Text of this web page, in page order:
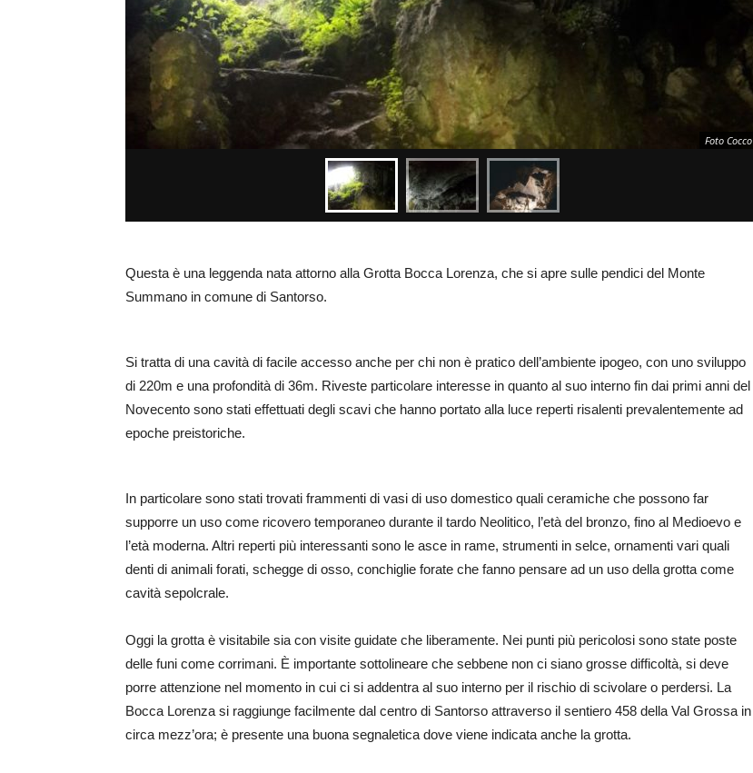
Foto Cocco
Questa è una leggenda nata attorno alla Grotta Bocca Lorenza, che si apre sulle pendici del Monte
Summano in comune di Santorso.
Si tratta di una cavità di facile accesso anche per chi non è pratico dell’ambiente ipogeo, con uno sviluppo
di 220m e una profondità di 36m. Riveste particolare interesse in quanto al suo interno fin dai primi anni del
Novecento sono stati effettuati degli scavi che hanno portato alla luce reperti risalenti prevalentemente ad
epoche preistoriche.
In particolare sono stati trovati frammenti di vasi di uso domestico quali ceramiche che possono far
supporre un uso come ricovero temporaneo durante il tardo Neolitico, l’età del bronzo, fino al Medioevo e
l’età moderna. Altri reperti più interessanti sono le asce in rame, strumenti in selce, ornamenti vari quali
denti di animali forati, schegge di osso, conchiglie forate che fanno pensare ad un uso della grotta come
cavità sepolcrale.
Oggi la grotta è visitabile sia con visite guidate che liberamente. Nei punti più pericolosi sono state poste
delle funi come corrimani. È importante sottolineare che sebbene non ci siano grosse difficoltà, si deve
porre attenzione nel momento in cui ci si addentra al suo interno per il rischio di scivolare o perdersi. La
Bocca Lorenza si raggiunge facilmente dal centro di Santorso attraverso il sentiero 458 della Val Grossa in
circa mezz’ora; è presente una buona segnaletica dove viene indicata anche la grotta.